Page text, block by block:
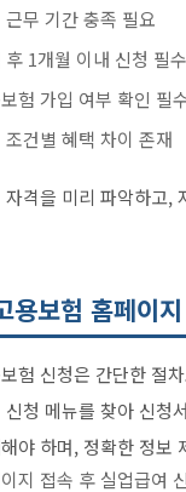
근무 기간 충족 필요
후 1개월 이내 신청 필수
험 가입 여부 확인 필
조건별 혜택 차이 존재
자격을 미리 파악하고,
용보험 홈페이
험 신청은 간단한 절
신청 메뉴를 찾아 신청
야 하며, 정확한 정보
지 접속 후 실업급여